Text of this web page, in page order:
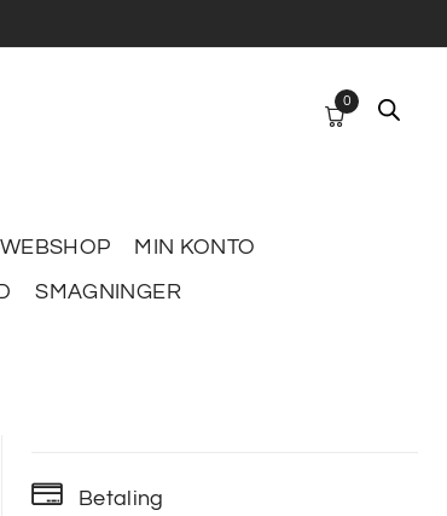
WEBSHOP
MIN KONTO
SMAGNINGER
0
Betaling